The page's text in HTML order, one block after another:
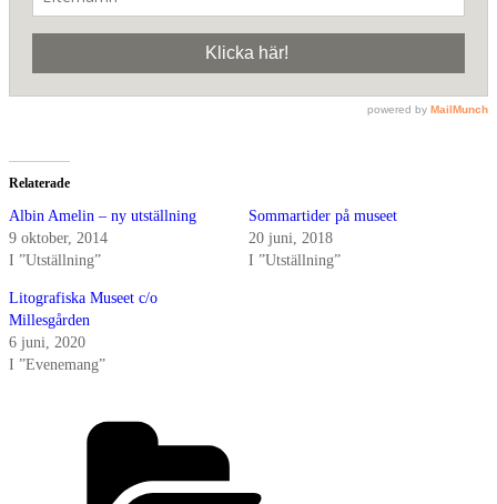
Relaterade
Albin Amelin – ny utställning
9 oktober, 2014
I ”Utställning”
Sommartider på museet
20 juni, 2018
I ”Utställning”
Litografiska Museet c/o
Millesgården
6 juni, 2020
I ”Evenemang”